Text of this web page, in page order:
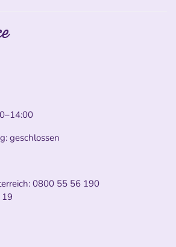
geschlossen
0800 55 56 190